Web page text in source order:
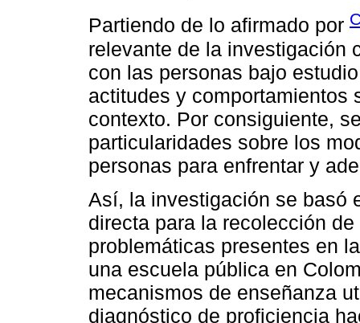
Partiendo de lo afirmado por
relevante de la investigación
con las personas bajo
actitudes y comportamientos
contexto. Por consiguiente,
particularidades sobre los
personas para enfrentar y
Así, la investigación se basó
directa para la recolección
problemáticas presentes en
una escuela pública en
mecanismos de enseñanza
diagnóstico de proficiencia